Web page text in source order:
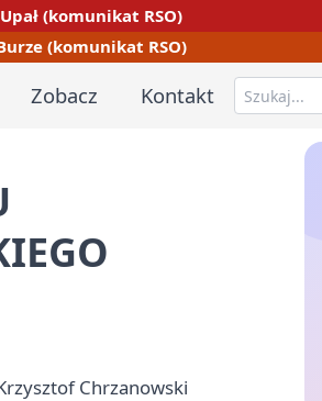
(komunikat RSO)
(komunikat RSO)
Zobacz Kontakt
Chrzanowski